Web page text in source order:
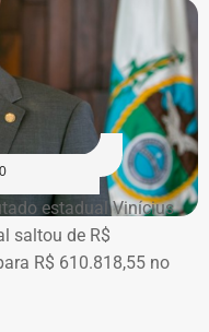
estadual Vinícius
saltou de R$
R$ 610.818,55 no